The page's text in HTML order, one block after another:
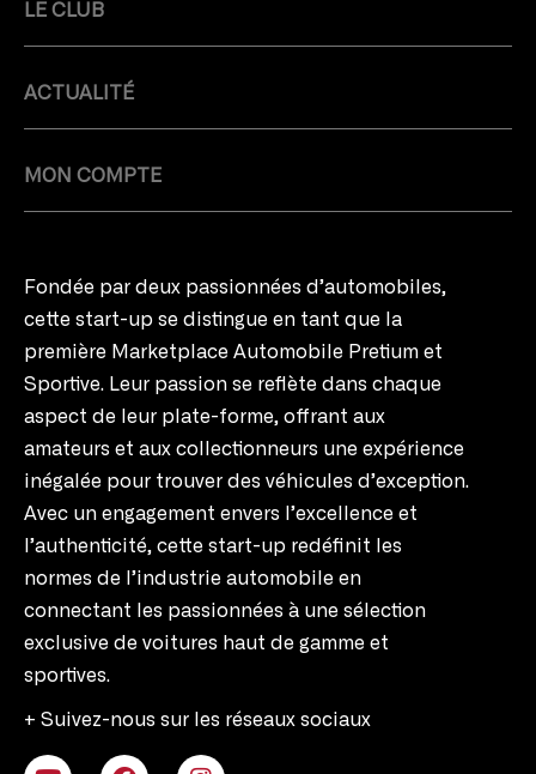
LE CLUB
ACTUALITÉ
MON COMPTE
Fondée par deux passionnées d’automobiles,
cette start-up se distingue en tant que la
première Marketplace Automobile Pretium et
Sportive. Leur passion se reflète dans chaque
aspect de leur plate-forme, offrant aux
amateurs et aux collectionneurs une expérience
inégalée pour trouver des véhicules d’exception.
Avec un engagement envers l’excellence et
l’authenticité, cette start-up redéfinit les
normes de l’industrie automobile en
connectant les passionnées à une sélection
exclusive de voitures haut de gamme et
sportives.
+ Suivez-nous sur les réseaux sociaux